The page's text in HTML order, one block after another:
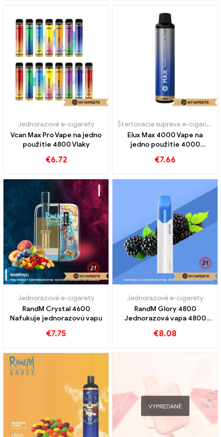
Jednorazové e-cigarety
Vcan Max Pro Vape na jedno
použitie 4800 Vlaky
€6.72
Štartovacia súprava e-cigariet
Elux Max 4000 Vape na
jedno použitie 4000
€7.66
Jednorazové e-cigarety
RandM Crystal 4600
Nafukuje jednorazovú vapu
€7.75
Jednorazové e-cigarety
RandM Glory 4800
Jednorazová vapa 4800
€8.08
VYPREDANÉ